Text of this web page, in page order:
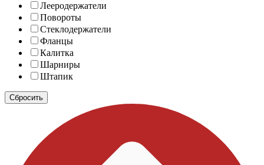
Лееродержатели
Повороты
Стеклодержатели
Фланцы
Калитка
Шарниры
Штапик